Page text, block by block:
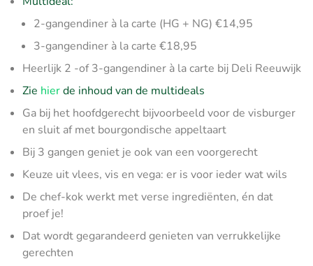
2-gangendiner à la carte (HG + NG) €14,95
3-gangendiner à la carte €18,95
Heerlijk 2 -of 3-gangendiner à la carte bij Deli Reeuwijk
Zie hierde inhoud van de multideals
Ga bij het hoofdgerecht bijvoorbeeld voor de visburger
en sluit af met bourgondische appeltaart
Bij 3 gangen geniet je ook van een voorgerecht
Keuze uit vlees, vis en vega: er is voor ieder wat wils
De chef-kok werkt met verse ingrediënten, én dat
proef je!
Dat wordt gegarandeerd genieten van verrukkelijke
gerechten